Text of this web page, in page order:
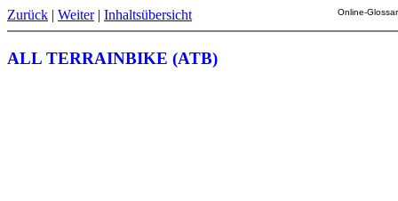
Zurück | Weiter| Inhaltsübersicht Online-
ALL TERRAINBIKE (ATB)